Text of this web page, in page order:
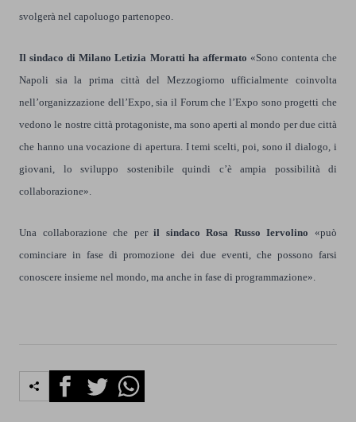
svolgerà nel capoluogo partenopeo.
Il sindaco di Milano Letizia Moratti ha affermato «Sono contenta che
Napoli sia la prima città del Mezzogiorno ufficialmente coinvolta
nell’organizzazione dell’Expo, sia il Forum che l’Expo sono progetti che
vedono le nostre città protagoniste, ma sono aperti al mondo per due città
che hanno una vocazione di apertura. I temi scelti, poi, sono il dialogo, i
giovani, lo sviluppo sostenibile quindi c’è ampia possibilità di
collaborazione».
Una collaborazione che peril sindaco Rosa Russo Iervolino«può
cominciare in fase di promozione dei due eventi, che possono farsi
conoscere insieme nel mondo, ma anche in fase di programmazione».
FacebookTwitterWhatsapp